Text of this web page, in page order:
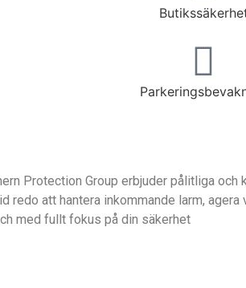
Protection Group erbjuder pålitliga
redo att hantera inkommande larm,
med fullt fokus på din säkerhet